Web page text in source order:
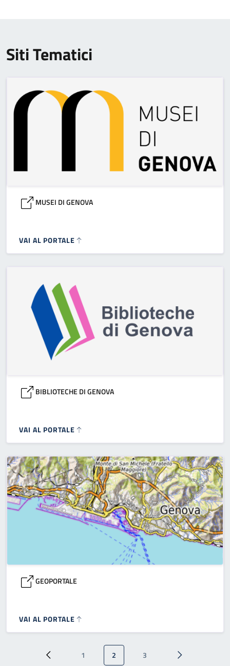
Siti Tematici
MUSEI DI GENOVA
VAI AL PORTALE
BIBLIOTECHE DI GENOVA
VAI AL PORTALE
GEOPORTALE
VAI AL PORTALE
Paginazione
Pagina precedente
Pagina
1 Pagina attuale
2 Pagina
3 Pagina